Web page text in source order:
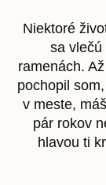
Niektoré
sa vlečú
ramenách.
pochopil
v meste,
pár rokov
hlavou ti